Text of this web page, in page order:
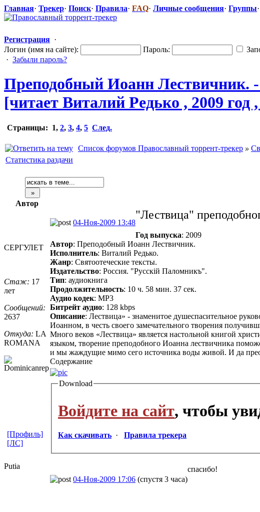
Главная· Трекер· Поиск· Правила· FAQ· Личные сообщения· Группы·
Регистрация ·
Логин (имя на сайте):
Пароль:
· Забыли пароль?
Преподобный Иоанн Лествичник.
[читает Виталий Редько , 2009 год
Страницы: 1, 2, 3, 4, 5 След.
Список форумов Православный торрент-трекер »
Статистика раздачи
Автор
СЕРГУЛЕТ
Стаж: 17
лет
Сообщений:
2637
Откуда: LA
ROMANA
04-Ноя-2009 13:48
"Лествица"
Год выпуска: 2009
Автор: Преподобный Иоанн Лествичник.
Исполнитель: Виталий Редько.
Жанр: Святоотеческие тексты.
Издательство: Россия. "Русскiй Паломникъ".
Тип: аудиокнига
Продолжительность: 10 ч. 58 мин. 37 сек.
Аудио кодек: MP3
Битрейт аудио: 128 kbps
Описание: Лествица» - знаменитое душеспасительное
Иоанном, в честь своего замечательного творения
Много веков «Лествица» является настольной книгой
языком, творение преподобного Иоанна лествичника
и мы жаждущие мимо сего источника воды живой. И да
Содержание
Download
Войдите на сайт, чтобы
Как скачивать · Правила трекера
[Профиль]
[ЛС]
Putia
04-Ноя-2009 17:06 (спустя 3 часа)
спасибо!